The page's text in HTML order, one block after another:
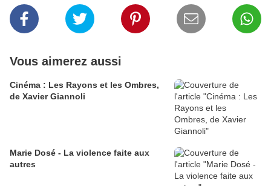
Vous aimerez aussi
Cinéma : Les Rayons et les Ombres,
de Xavier Giannoli
Marie Dosé - La violence faite aux
autres